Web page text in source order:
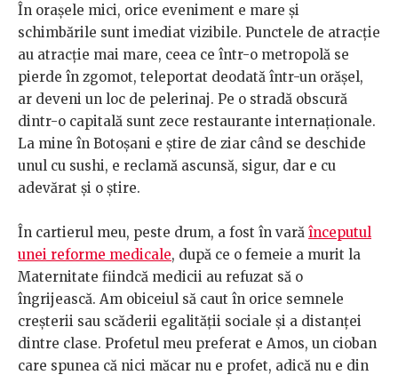
În orașele mici, orice eveniment e mare și
schimbările sunt imediat vizibile. Punctele de atracție
au atracție mai mare, ceea ce într-o metropolă se
pierde în zgomot, teleportat deodată într-un orășel,
ar deveni un loc de pelerinaj. Pe o stradă obscură
dintr-o capitală sunt zece restaurante internaționale.
La mine în Botoșani e știre de ziar când se deschide
unul cu sushi, e reclamă ascunsă, sigur, dar e cu
adevărat și o știre.
În cartierul meu, peste drum, a fost în vară începutul
unei reforme medicale, după ce o femeie a murit la
Maternitate fiindcă medicii au refuzat să o
îngrijească. Am obiceiul să caut în orice semnele
creșterii sau scăderii egalității sociale și a distanței
dintre clase. Profetul meu preferat e Amos, un cioban
care spunea că nici măcar nu e profet, adică nu e din